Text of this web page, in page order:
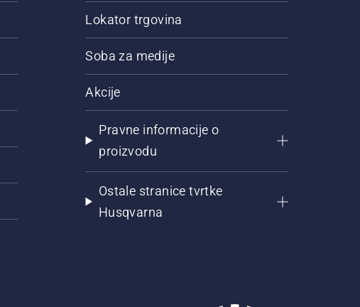
Lokator trgovina
Soba za medije
Akcije
Pravne informacije o
proizvodu
Ostale stranice tvrtke
Husqvarna